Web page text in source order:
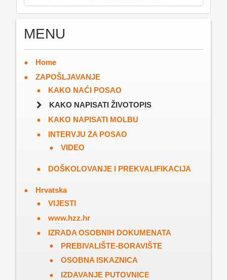
MENU
Home
ZAPOŠLJAVANJE
KAKO NAĆI POSAO
KAKO NAPISATI ŽIVOTOPIS
KAKO NAPISATI MOLBU
INTERVJU ZA POSAO
VIDEO
DOŠKOLOVANJE I PREKVALIFIKACIJA
Hrvatska
VIJESTI
www.hzz.hr
IZRADA OSOBNIH DOKUMENATA
PREBIVALIŠTE-BORAVIŠTE
OSOBNA ISKAZNICA
IZDAVANJE PUTOVNICE